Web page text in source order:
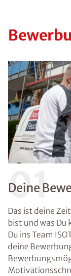
01
Deine
Das ist deine
bist und was Du
Du ins Team
deine